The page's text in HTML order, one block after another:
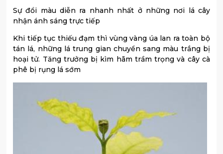
Sự đổi màu diễn ra nhanh nhất ở những nơi lá cây
nhận ánh sáng trực tiếp
Khi tiếp tục thiếu đạm thì vùng vàng úa lan ra toàn bộ
tán lá, những lá trung gian chuyển sang màu trắng bị
hoại tử. Tăng trưởng bị kìm hãm trầm trọng và cây cà
phê bị rụng lá sớm